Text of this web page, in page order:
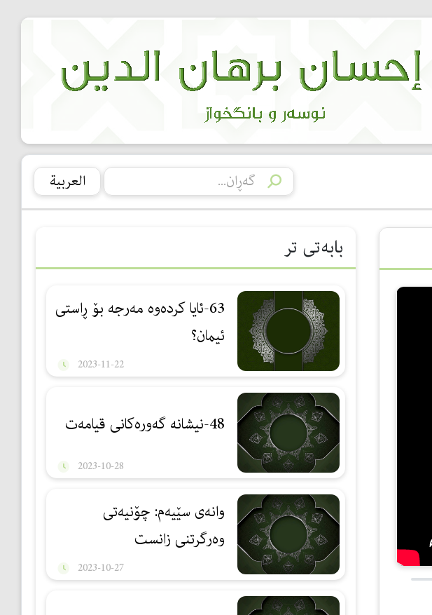
العربیة
بابەتی تر
63-ئایا كردەوە مەرجە بۆ ڕاستی
ئیمان؟
2023-11-22
48-نیشانە گەورەکانی قیامەت
2023-10-28
وانه‌ی سێیه‌م: چۆنیه‌تی
وه‌رگرتنی زانست
2023-10-27